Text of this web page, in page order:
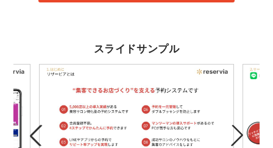
スライドサンプル